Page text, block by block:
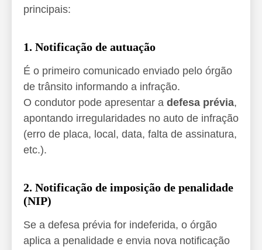
principais:
1. Notificação de autuação
É o primeiro comunicado enviado pelo órgão
de trânsito informando a infração.
O condutor pode apresentar a defesa prévia,
apontando irregularidades no auto de infração
(erro de placa, local, data, falta de assinatura,
etc.).
2. Notificação de imposição de penalidade
(NIP)
Se a defesa prévia for indeferida, o órgão
aplica a penalidade e envia nova notificação